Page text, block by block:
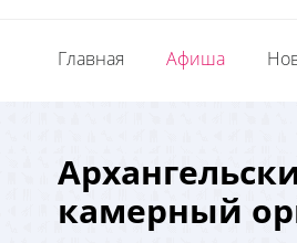
Главная Афиша
камерный